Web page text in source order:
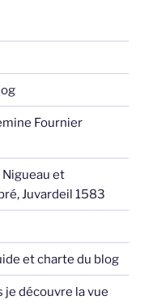
Fournier
Nigueau et
Juvardeil 1583
et charte du blog
je découvre la vue